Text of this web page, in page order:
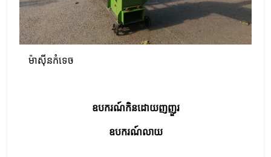
ម៉ាស៊ីនកំទេច
ឧបករណ៍​កិន​ដោយ​ញញួរ
ឧបករណ៍​លាយ